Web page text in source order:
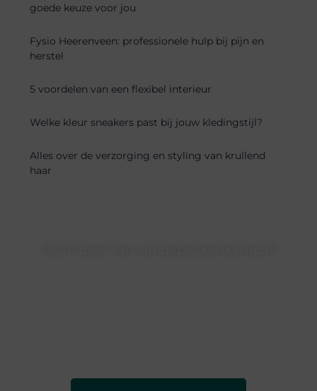
goede keuze voor jou
Fysio Heerenveen: professionele hulp bij pijn en
herstel
5 voordelen van een flexibel interieur
Welke kleur sneakers past bij jouw kledingstijl?
Alles over de verzorging en styling van krullend
haar